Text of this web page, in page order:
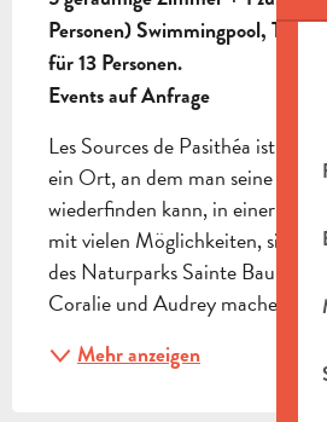
Personen) Swimmingpool,
für 13 Personen.
Events auf Anfrage
Les Sources de Pasithéa ist ein
ein Ort, an dem man seine
wiederfinden kann, in einer
mit vielen Möglichkeiten, sich
des Naturparks Sainte Baume in
Coralie und Audrey machen aus
Mehr anzeigen